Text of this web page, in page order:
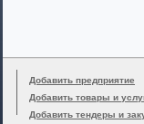
Добавить предприятие
Добавить товары и
Добавить тендеры и